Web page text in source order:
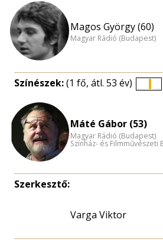
Magos György (60)
Magyar Rádió (Budapest)
Színészek:(1 fő, átl. 53 év)
Máté Gábor (53)
Magyar Rádió (Budapest)
Színház- és Filmművészeti
Szerkesztő:
Varga Viktor